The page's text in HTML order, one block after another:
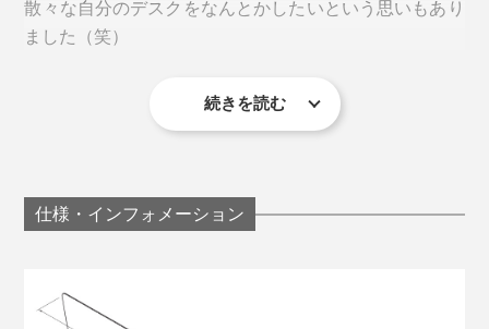
スなどをつければ、「浮かせる収納」にもお役立ち。
テーブル。下写真のような、天板の下に「幕板」がある
タイプは、幕板ごと挟むこともできます。
散々な自分のデスクをなんとかしたいという思いもあり
ました（笑）
続きを読む
仕様・インフォメーション